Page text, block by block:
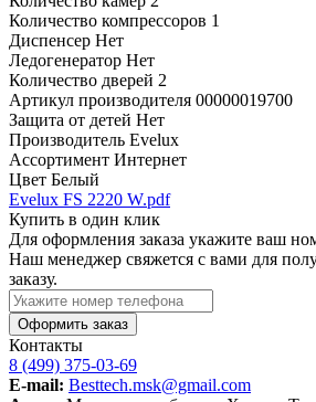
Количество компрессоров 1
Диспенсер Нет
Ледогенератор Нет
Количество дверей 2
Артикул производителя 00000019700
Защита от детей Нет
Производитель Evelux
Ассортимент Интернет
Цвет Белый
Evelux FS 2220 W.pdf
Купить в один клик
Для оформления заказа укажите ваш
Наш менеджер свяжется с вами для
заказу.
Оформить заказ
Контакты
8 (499) 375-03-69
E-mail: Besttech.msk@gmail.com